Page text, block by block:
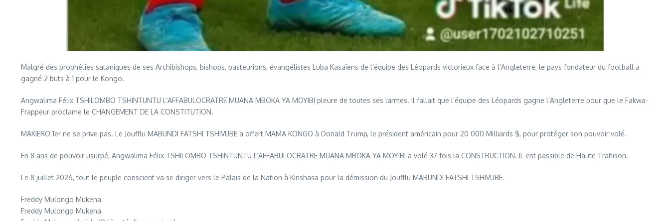
Malgré des prophéties sataniques de ses Archibishops, bishops, pasteurions, évangélistes Luba Kasaïens de l’équipe des Léopards victorieux face à l’Angleterre, le pays fondateur du football a
gagné 2 buts à 1 pour le Kongo.
Angwalima Félix TSHILOMBO TSHINTUNTU L’AFFABULOCRATRE MUANA MBOKA YA MOYIBI pleure de toutes ses larmes. Il fallait que l’équipe des Léopards gagne l’Angleterre pour que le Fakwa-
Frappeur proclame le CHANGEMENT DE LA CONSTITUTION.
MAKIERO 1er ne se prive pas. Le Joufflu MABUNDI FATSHI TSHIVUBE a offert MAMA KONGO à Donald Trump, le président américain pour 20 000 Milliards $, pour protéger son pouvoir volé.
En 8 ans de pouvoir usurpé, Angwalima Félix TSHILOMBO TSHINTUNTU L’AFFABULOCRATRE MUANA MBOKA YA MOYIBI a volé 37 fois la CONSTRUCTION. IL est passible de Haute Trahison.
Le 8 juillet 2026, tout le peuple conscient va se diriger vers le Palais de la Nation à Kinshasa pour la démission du Joufflu MABUNDI FATSHI TSHIVUBE.
Freddy Mulongo Mukena
Freddy Mulongo Mukena